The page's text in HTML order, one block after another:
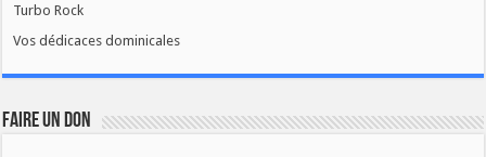
Turbo Rock
Vos dédicaces dominicales
FAIRE UN DON